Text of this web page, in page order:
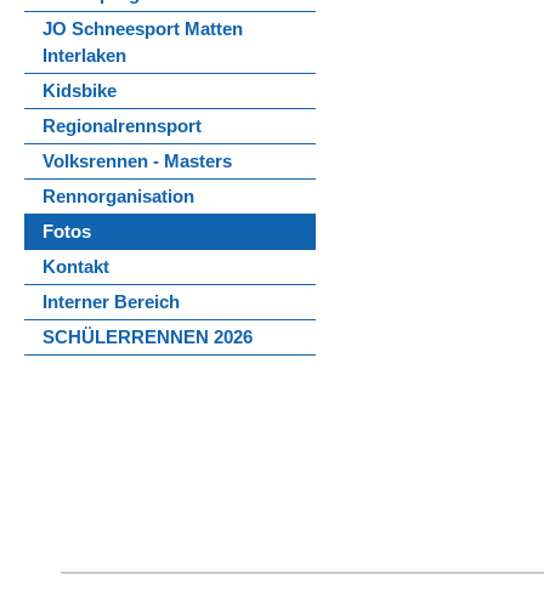
JO Schneesport Matten
Interlaken
Kidsbike
Regionalrennsport
Volksrennen - Masters
Rennorganisation
Fotos
Kontakt
Interner Bereich
SCHÜLERRENNEN 2026